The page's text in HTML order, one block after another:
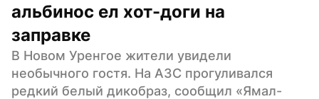
альбинос ел хот-доги на
заправке
В Новом Уренгое жители увидели
необычного гостя. На АЗС прогуливался
редкий белый дикобраз, сообщил «Ямал-